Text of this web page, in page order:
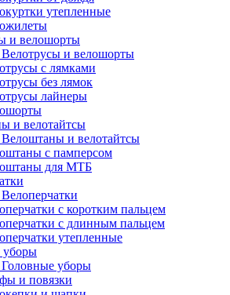
утепленные
и велошорты
и велошорты
с лямками
без лямок
лайнеры
и велотайтсы
и велотайтсы
с памперсом
для МТБ
с коротким пальцем
с длинным пальцем
утепленные
уборы
уборы
и повязки